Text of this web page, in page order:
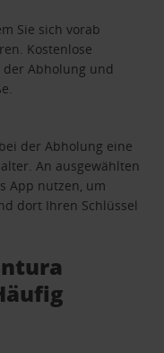
Sie sich vorab
Kostenlose
Abholung und
der Abholung eine
An ausgewählten
App nutzen, um
dort Ihren Schlüssel